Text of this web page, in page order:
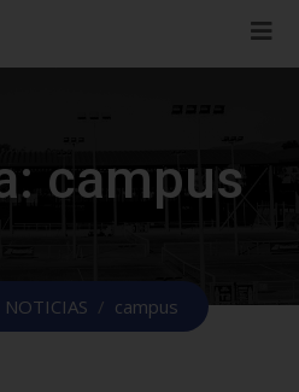
campus
NOTICIAS / campus